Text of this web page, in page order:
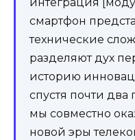
интеграция
смартфон
технические
разделяют дух
историю
спустя почти
мы совместно
новой эры